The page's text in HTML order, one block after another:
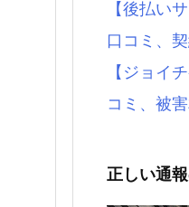
【後払い
口コミ、
【ジョイ
コミ、被
正しい通